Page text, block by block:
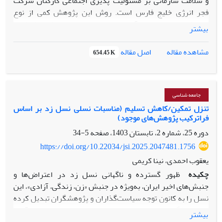
فجر انرژی خلیج فارس است. روش این پژوهش کمی از نوع
پیمایشی است. جامعه آماری تحقیق حاضر شامل کلیه کارکنان
نفر به عنوان نمونه آماری انتخاب شده اند. نتایج تحقیق حاضر
نشان داد که بین متغیرهای سلامت سازمانی و فرهنگ سازمانی با
متغیرهای وارد شده در مدل یعنی فرهنگ سازمانی و سلامت
سازمانی تبیین می نمایند.
بیشتر
مشاهده مقاله
اصل مقاله 654.45 K
جامعه شناسی
تنزل تمکین/کاهش تسلیم (مناسبات نسلی نسل زد بر اساس
فراترکیب پژوهش‌های موجود)
دوره 25، شماره 2، تابستان 1403، صفحه
5-34
https://doi.org/10.22034/jsi.2025.2047481.1756
یعقوب احمدی، نینا کریمی
چکیده ظهور گسترده و ناگهانی نسل زد در اعتراض‌ها و
جنبش‌های اخیر ایران، به‌ویژه در جنبش «زن، زندگی، آزادی»، این
نسل را به کانون توجه سیاست‌گذاران و پژوهشگران تبدیل کرده
است. ویژگی‌ها و خصوصیات نسل زد و تفاوت‌ها و تمایزهای آن با
بیشتر